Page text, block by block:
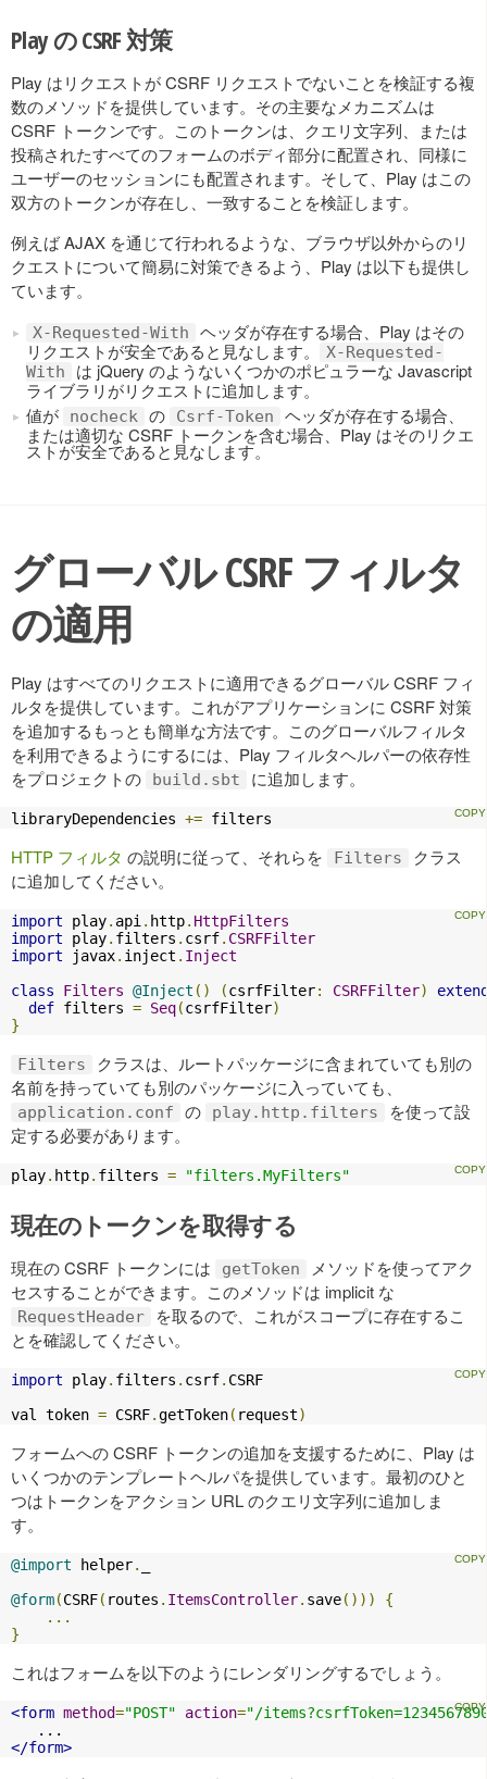
Play の CSRF 対策
Play はリクエストが CSRF リクエストでないことを検証する複
数のメソッドを提供しています。その主要なメカニズムは
CSRF トークンです。このトークンは、クエリ文字列、または
投稿されたすべてのフォームのボディ部分に配置され、同様に
ユーザーのセッションにも配置されます。そして、Play はこの
双方のトークンが存在し、一致することを検証します。
例えば AJAX を通じて行われるような、ブラウザ以外からのリ
クエストについて簡易に対策できるよう、Play は以下も提供し
ています。
X-Requested-With
ヘッダが存在する場合、Play はその
リクエストが安全であると見なします。
X-Requested-
With
は jQuery のようないくつかのポピュラーな Javascript
ライブラリがリクエストに追加します。
値が
nocheck の Csrf-Token
ヘッダが存在する場合、
または適切な CSRF トークンを含む場合、Play はそのリクエ
ストが安全であると見なします。
グローバル CSRF フィルタ
の適用
Play はすべてのリクエストに適用できるグローバル CSRF フィ
ルタを提供しています。これがアプリケーションに CSRF 対策
を追加するもっとも簡単な方法です。このグローバルフィルタ
を利用できるようにするには、Play フィルタヘルパーの依存性
をプロジェクトの
build.sbt に追加します。
libraryDependencies += filters
HTTP フィルタ の説明に従って、それらを Filters
クラス
に追加してください。
import play. api . http. HttpFilters
import play. filters . csrf. CSRFFilter
import javax. inject . Inject
class
Filters @Inject () (csrfFilter: CSRFFilter)
def filters = Seq(csrfFilter)
}
Filters
クラスは、ルートパッケージに含まれていても別の
名前を持っていても別のパッケージに入っていても、
application.conf の play.http.filters
を使って設
定する必要があります。
play. http. filters = "filters.MyFilters"
現在のトークンを取得する
現在の CSRF トークンには getToken
メソッドを使ってアク
セスすることができます。このメソッドは implicit な
RequestHeader
を取るので、これがスコープに存在するこ
とを確認してください。
import play. filters . csrf. CSRF
val token = CSRF.getToken( request)
フォームへの CSRF トークンの追加を支援するために、Play は
いくつかのテンプレートヘルパを提供しています。最初のひと
つはトークンをアクション URL のクエリ文字列に追加しま
す。
@import helper.
@form(CSRF( routes . ItemsController. save()))
{
...
}
これはフォームを以下のようにレンダリングするでしょう。
<form method="POST" action="/
</form>